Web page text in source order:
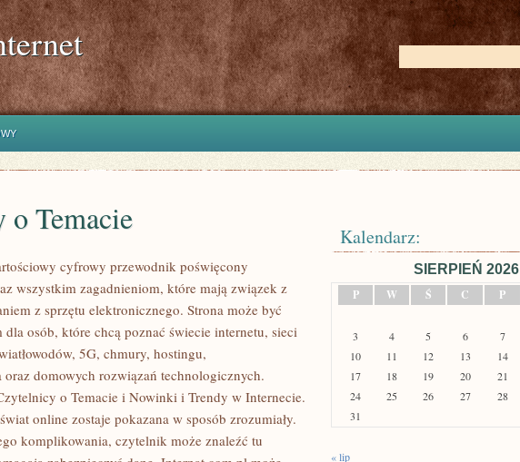
Temacie
cyfrowy przewodnik poświęcony
wszystkim zagadnieniom, które mają związek z
z sprzętu elektronicznego. Strona może być
osób, które chcą poznać świecie internetu, sieci
5G, chmury, hostingu,
oraz domowych rozwiązań technologicznych.
o Temacie i Nowinki i Trendy w Internecie.
online zostaje pokazana w sposób zrozumiały.
komplikowania, czytelnik może znaleźć tu
Kalendarz:
SIERPIEŃ 2026
P
W Ś C P
3
4 5 6 7
10
11 12 13 14
17
18 19 20 21
24
25 26 27 28
31
« lip